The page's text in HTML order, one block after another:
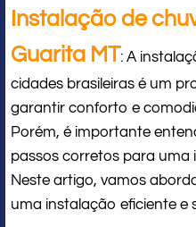
Instalação de
Guarita MT: A
cidades brasileiras é um
garantir conforto e
Porém, é importante
passos corretos para
Neste artigo, vamos
uma instalação eficiente e